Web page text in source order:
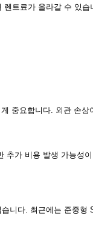
트료가 올라갈 수 있
중요합니다. 외관 손
추가 비용 발생 가능성
니다. 최근에는 준중형